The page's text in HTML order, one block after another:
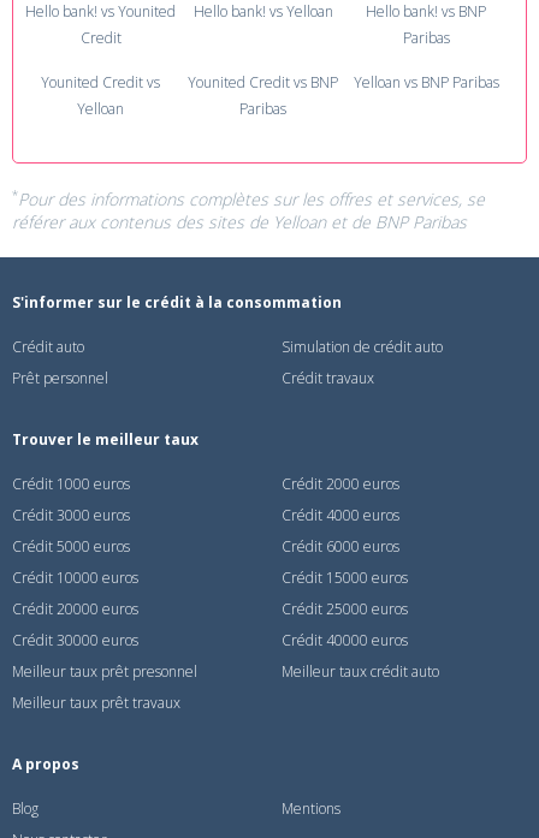
Hello bank! vs Younited
Credit
Hello bank! vs Yelloan
Hello bank! vs BNP
Paribas
Younited Credit vs
Yelloan
Younited Credit vs BNP
Paribas
Yelloan vs BNP Paribas
*Pour des informations complètes sur les offres et services, se
référer aux contenus des sites de Yelloanet de BNP Paribas
S'informer sur le crédit à la consommation
Crédit auto
Simulation de crédit auto
Prêt personnel
Crédit travaux
Trouver le meilleur taux
Crédit 1000 euros
Crédit 2000 euros
Crédit 3000 euros
Crédit 4000 euros
Crédit 5000 euros
Crédit 6000 euros
Crédit 10000 euros
Crédit 15000 euros
Crédit 20000 euros
Crédit 25000 euros
Crédit 30000 euros
Crédit 40000 euros
Meilleur taux prêt presonnel
Meilleur taux crédit auto
Meilleur taux prêt travaux
A propos
Blog
Mentions